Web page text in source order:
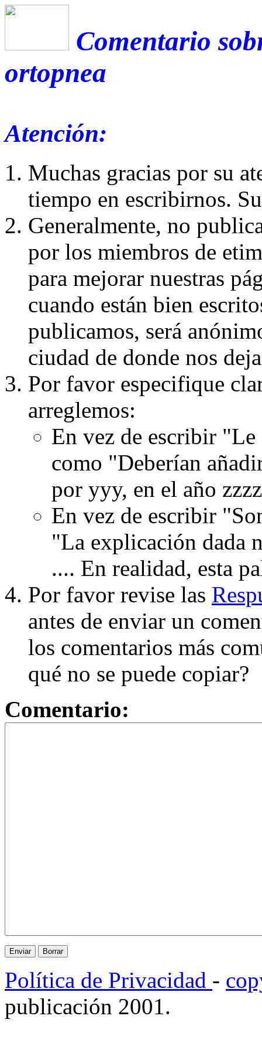
Comentario
ortopnea
Atención:
Muchas gracias por su
tiempo en escribirnos.
Generalmente, no
por los miembros de
para mejorar nuestras
cuando están bien
publicamos, será
ciudad de donde nos
Por favor especifique
arreglemos:
En vez de escribir
como "Deberían
por yyy, en el año
En vez de escribir
"La explicación dada
.... En realidad, esta
Por favor revise las
antes de enviar un
los comentarios más
qué no se puede copiar?
Comentario:
Política de Privacidad -
publicación 2001.